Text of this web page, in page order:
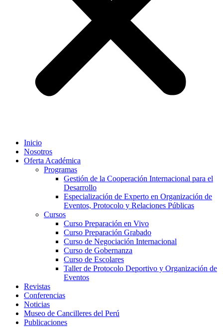
Inicio
Nosotros
Oferta Académica
Programas
Gestión de la Cooperación Internacional para el
Desarrollo
Especialización de Experto en Organización de
Eventos, Protocolo y Relaciones Públicas
Cursos
Curso Preparación en Vivo
Curso Preparación Grabado
Curso de Negociación Internacional
Curso de Gobernanza
Curso de Escolares
Taller de Protocolo Deportivo y Organización de
Eventos
Revistas
Conferencias
Noticias
Museo de Cancilleres del Perú
Publicaciones